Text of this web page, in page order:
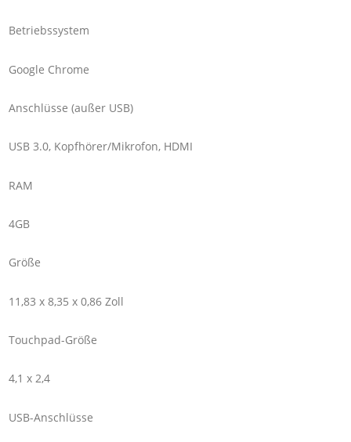
Betriebssystem
Google Chrome
Anschlüsse (außer USB)
USB 3.0, Kopfhörer/Mikrofon, HDMI
RAM
4GB
Größe
11,83 x 8,35 x 0,86 Zoll
Touchpad-Größe
4,1 x 2,4
USB-Anschlüsse